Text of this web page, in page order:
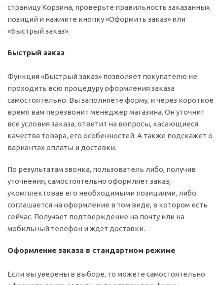
страницу Корзина, проверьте правильность заказанных
позиций и нажмите кнопку «Оформить заказ» или
«Быстрый заказ».
Быстрый заказ
Функция «Быстрый заказ» позволяет покупателю не
проходить всю процедуру оформления заказа
самостоятельно. Вы заполняете форму, и через короткое
время вам перезвонит менеджер магазина. Он уточнит
все условия заказа, ответит на вопросы, касающиеся
качества товара, его особенностей. А также подскажет о
вариантах оплаты и доставки.
По результатам звонка, пользователь либо, получив
уточнения, самостоятельно оформляет заказ,
укомплектовав его необходимыми позициями, либо
соглашается на оформление в том виде, в котором есть
сейчас. Получает подтверждение на почту или на
мобильный телефон и ждёт доставки.
Оформление заказа в стандартном режиме
Если вы уверены в выборе, то можете самостоятельно